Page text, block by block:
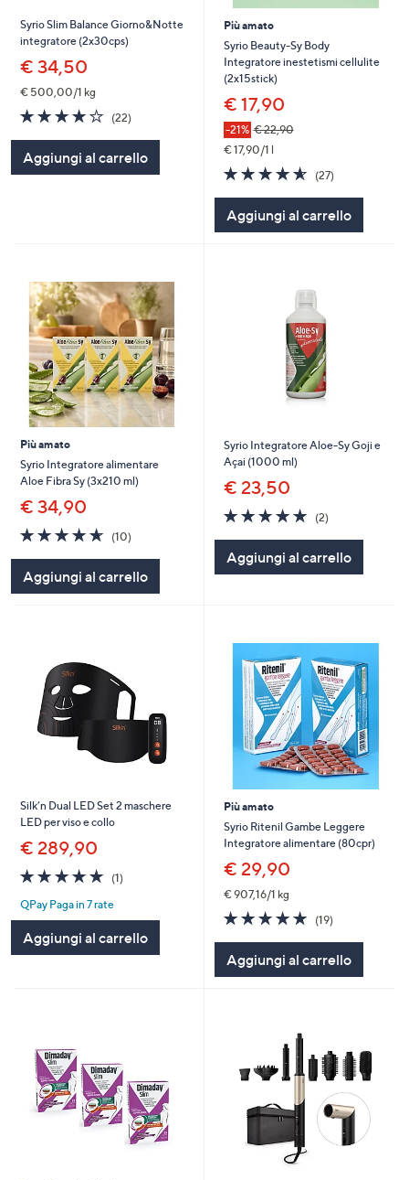
Syrio Slim Balance Giorno&Notte
integratore (2x30cps)
€ 34,50
€ 500,00/1 kg
4.0
of
Stars
(22)22
Aggiungi al carrello
Più amato
Syrio Beauty-Sy Body
Integratore inestetismi cellulite
(2x15stick)
€ 17,90
-21% € 22,90
€ 17,90/1 l
4.6
of
Stars
(27)
Aggiungi al carrello
Più amato
Syrio Integratore alimentare
Aloe Fibra Sy (3x210 ml)
€ 34,90
4.6
of
Stars
(10)10
Aggiungi al carrello
Syrio Integratore Aloe-Sy Goji e
Açai (1000 ml)
€ 23,50
5.0
of
Stars
(2)
Aggiungi al carrello
Silk’n Dual LED Set 2 maschere
LED per viso e collo
€ 289,90
5.0
of
5
Stars
(1)1
QPay Paga in 7 rate
Aggiungi al carrello
Più amato
Syrio Ritenil Gambe Leggere
Integratore alimentare (80cpr)
€ 29,90
€ 907,16/1 kg
4.7
of
Stars
(19)19
Aggiungi al carrello